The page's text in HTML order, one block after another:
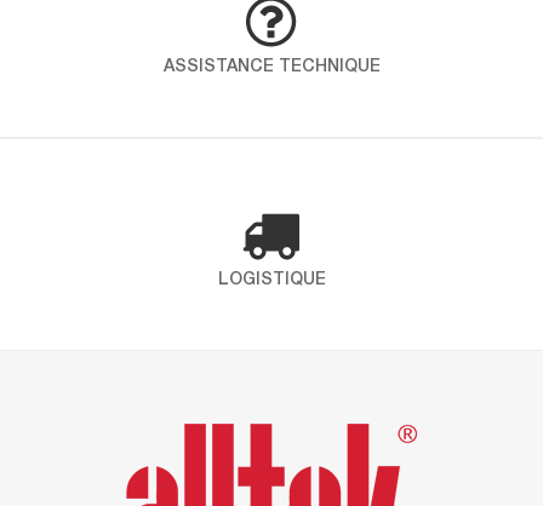
démarche globale pour intégrer qualité, santé,
sécurité et environnement dans toutes les
opérations. En choississant ICP – Alltek, vous
ASSISTANCE TECHNIQUE
LOGISTIQUE